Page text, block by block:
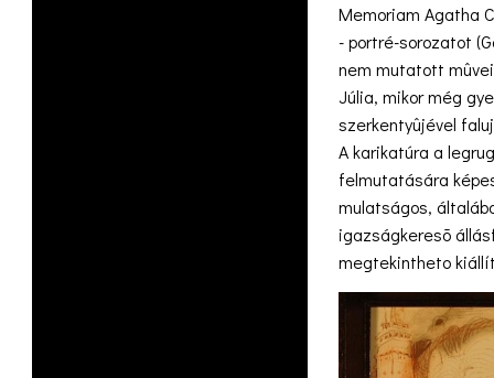
Memoriam Agatha
- portré-sorozatot
nem mutatott
Júlia, mikor még
szerkentyûjével
A karikatúra a
felmutatására
mulatságos,
igazságkeresõ
megtekintheto